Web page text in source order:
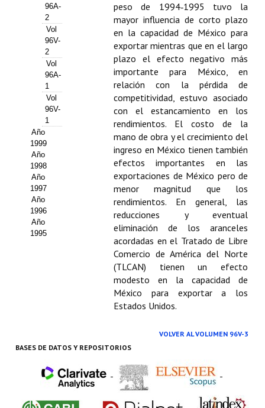
96A-
2
Vol
96V-
2
Vol
96A-
1
Vol
96V-
1
Año
1999
Año
1998
Año
1997
Año
1996
Año
1995
peso de 1994‑1995 tuvo la
mayor influencia de corto plazo
en la capacidad de México para
exportar mientras que en el largo
plazo el efecto negativo más
importante para México, en
relación con la pérdida de
competitividad, estuvo asociado
con el estancamiento en los
rendimientos. El costo de la
mano de obra y el crecimiento del
ingreso en México tienen también
efectos importantes en las
exportaciones de México pero de
menor magnitud que los
rendimientos. En general, las
reducciones y eventual
eliminación de los aranceles
acordadas en el Tratado de Libre
Comercio de América del Norte
(TLCAN) tienen un efecto
modesto en la capacidad de
México para exportar a los
Estados Unidos.
VOLVER AL VOLUMEN 96V-3
BASES DE DATOS Y REPOSITORIOS
- -